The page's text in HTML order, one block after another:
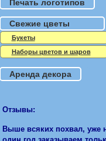
Печать логотипов
Свежие цветы
Букеты
Наборы цветов и шаров
Аренда декора
Отзывы:
Выше всяких похвал, уже